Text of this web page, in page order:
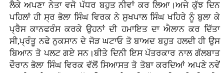
ਲੈਕੇ ਅਪਣਾ ਨੇਤਾ ਵਜੋ ਪੱਧਰ ਬਹੁਤ ਨੀਵਾਂ ਕਰ ਲਿਆ।ਅਜੇ ਕੁੱਝ ਦਿਨ
ਪਹਿਲਾਂ ਹੀ ਸ੍ਰ ਭੋਲਾ ਸਿੰਘ ਵਿਰਕ ਨੇ ਸੁਖਪਾਲ ਸਿੰਘ ਖਹਿਰੇ ਨੂੰ ਬੁਲਾ ਕੇ
ਪ੍ਰੈਸ ਕਾਨਫਰੰਸ ਕਰਕੇ ਉਹਨਾਂ ਦੀ ਹਮਾਇਤ ਦਾ ਐਲਾਨ ਕਰ ਦਿੱਤਾ
ਸੀ,ਪ੍ਰੰਤੂ ਨਫੇ ਨੁਕਸਾਨ ਦੇ ਜੋੜ ਘਟਾਓ ਤੋ ਬਾਅਦ ਬਹੁਤ ਹਲਦੀ ਹੀ ਉਸ
ਬਿਆਨ ਤੋ ਪਲਟ ਗਏ ਸਨ।ਬੀਤੇ ਦਿਨੀ ਇਸ ਪੱਤਰਕਾਰ ਨਾਲ ਗੱਲਬਾਤ
ਦੌਰਾਨ ਭੋਲਾ ਸਿੰਘ ਵਿਰਕ ਵੱਲੋਂ ਸਿਆਸਤ ਤੋ ਤੋਬਾ ਕਰਦਿਆਂ ਅਪਣੇ ਨਵੇਂ